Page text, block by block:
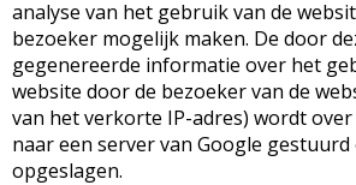
analyse van het gebruik van de
bezoeker mogelijk maken. De door
gegenereerde informatie over het
website door de bezoeker van de
van het verkorte IP-adres) wordt
naar een server van Google gestuurd
opgeslagen.